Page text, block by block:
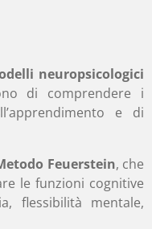
neuropsicologici
di comprendere i
e di
Feuerstein, che
le funzioni cognitive
flessibilità mentale,